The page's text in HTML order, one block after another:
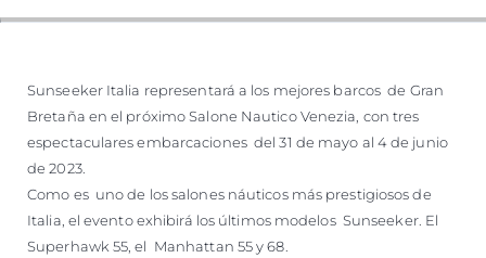
Sunseeker Italia representará a los mejores barcos de Gran
Bretaña en el próximo Salone Nautico Venezia, con tres
espectaculares embarcaciones del 31 de mayo al 4 de junio
de 2023.
Como es uno de los salones náuticos más prestigiosos de
Italia, el evento exhibirá los últimos modelos Sunseeker. El
Superhawk 55, el Manhattan 55 y 68.